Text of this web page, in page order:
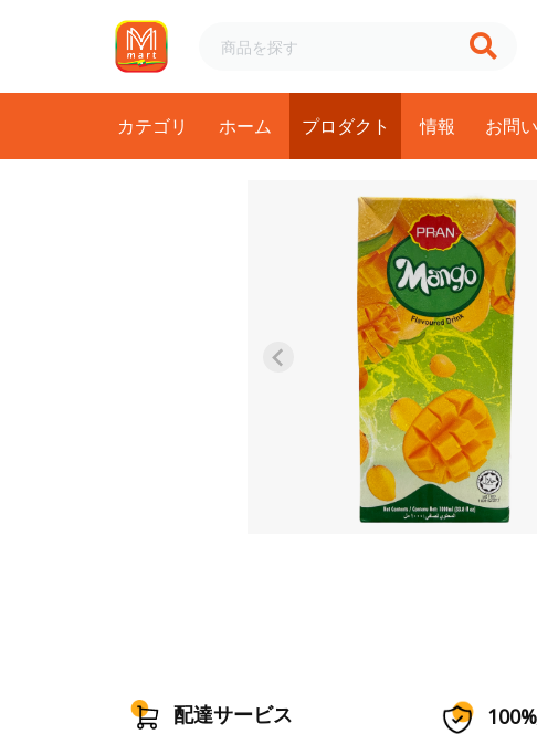
カテゴリ ホーム プロダクト 情報 お問
配達サービス